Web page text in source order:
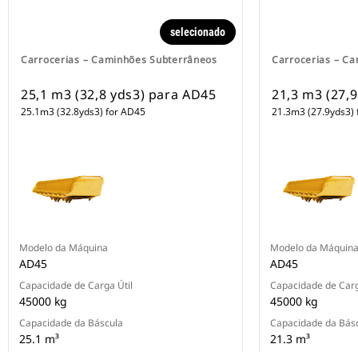
Carrocerias – Caminhões Subterrâneos
selecionado
25,1 m3 (32,8 yds3) para AD45
25.1m3 (32.8yds3) for AD45
Modelo da Máquina
AD45
Capacidade de Carga Útil
45000 kg
Capacidade da Báscula
25.1 m³
Carrocerias –
21,3 m3
21.3m3 (27.9yds3)
Modelo da Máquina
AD45
Capacidade de
45000 kg
Capacidade da
21.3 m³